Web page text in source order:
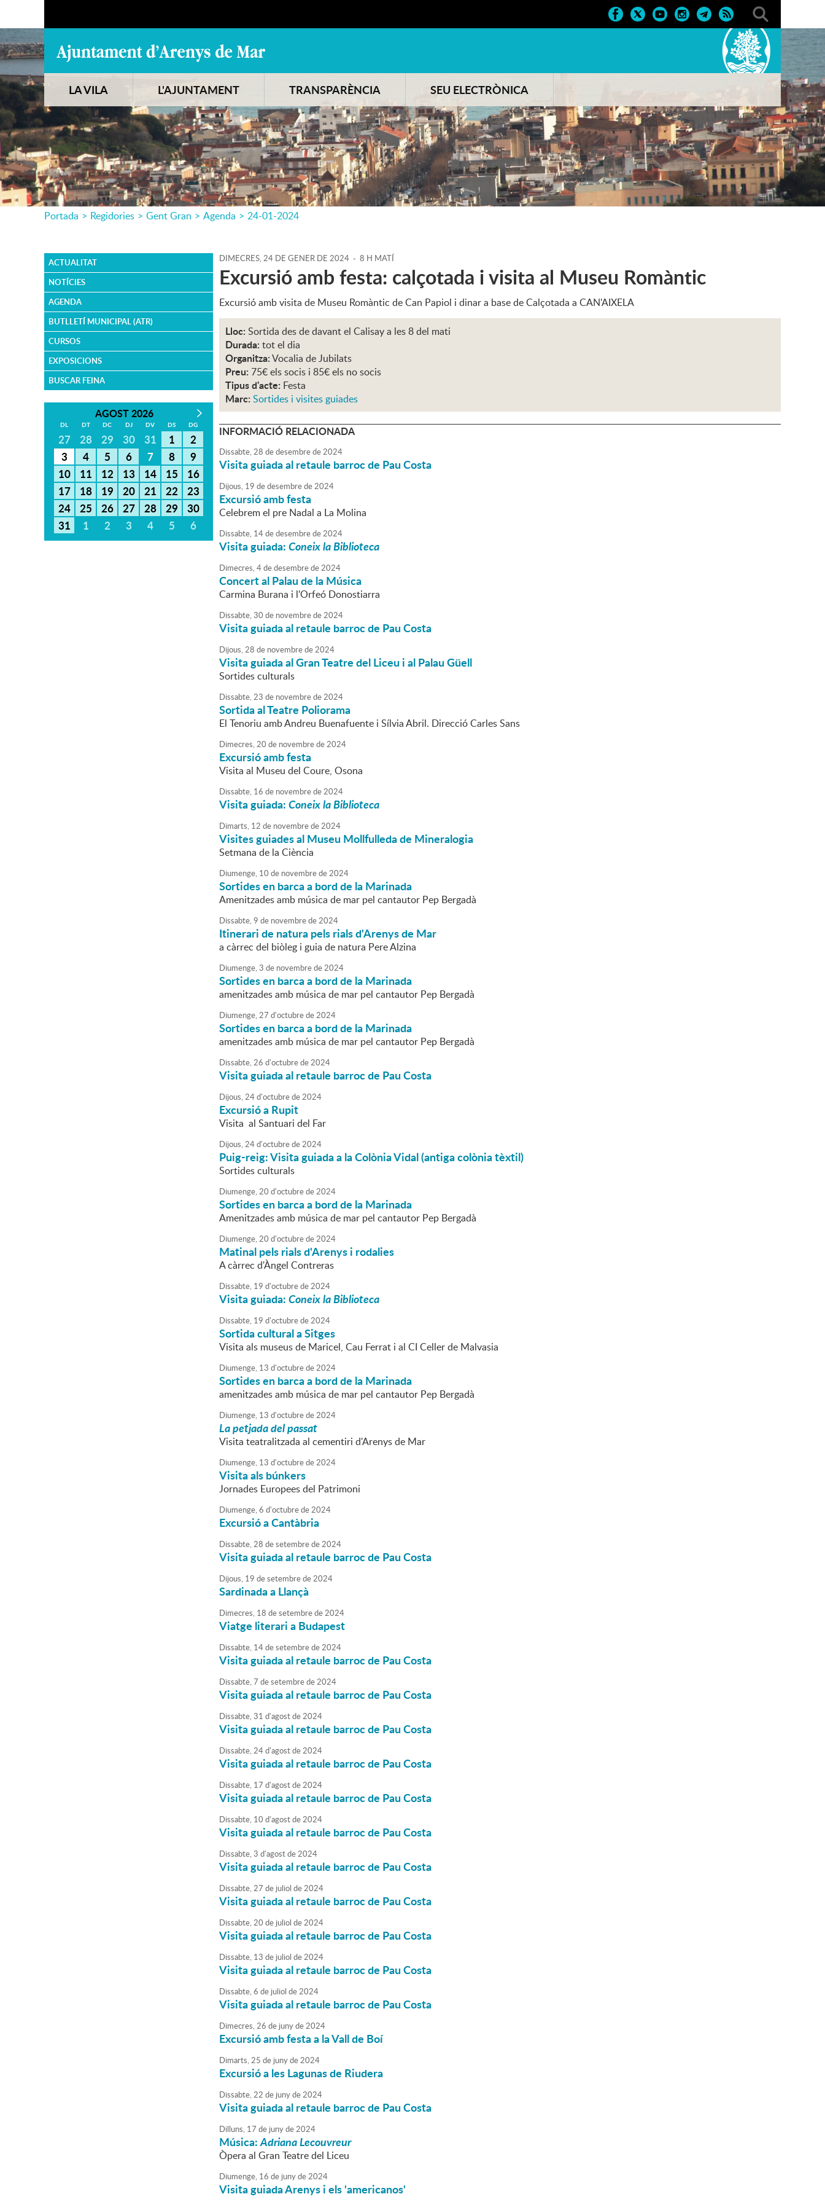
LA VILA L'AJUNTAMENT TRANSPARÈNCIA SEU ELECTRÒNICA
Portada > Regidories > Gent Gran > Agenda > 24-01-2024
ACTUALITAT
NOTÍCIES
AGENDA
BUTLLETÍ MUNICIPAL (ATR)
CURSOS
EXPOSICIONS
BUSCAR FEINA
AGOST 2026
DL DT DC DJ DV DS DG
27 28 29 30 31 1
2
3
4 5 6 7 8
9
10
11 12 13 14 15
16
17
18 19 20 21 22
23
24
25 26 27 28 29
30
31
1 2 3 4 5 6
DIMECRES,24 DE GENER DE 2024 - 8 H MATÍ
Excursió amb festa: calçotada i visita al Museu Romàntic
Excursió amb visita de Museu Romàntic de Can Papiol i dinar a base de Calçotada a CAN'AIXELA
Lloc: Sortida des de davant el Calisay a les 8 del mati
Durada: tot el dia
Organitza:Vocalia de Jubilats
Preu: 75€ els socis i 85€ els no socis
Tipus d'acte: Festa
Marc: Sortides i visites guiades
INFORMACIÓ RELACIONADA
Dissabte,28 dedesembrede2024
Visita guiada al retaule barroc de Pau Costa
Dijous, 19 dedesembrede2024
Excursió amb festa
Celebrem el pre Nadal a La Molina
Dissabte, 14dedesembrede2024
Visita guiada:Coneix la Biblioteca
Dimecres,4dedesembrede2024
Concert al Palau de la Música
Carmina Burana i l'Orfeó Donostiarra
Dissabte,30 de novembrede2024
Visita guiada al retaule barroc de Pau Costa
Dijous,28 de novembrede2024
Visita guiada al Gran Teatre del Liceu i al Palau Güell
Sortides culturals
Dissabte,23 de novembrede2024
Sortida al Teatre Poliorama
El Tenoriu amb Andreu Buenafuente i Sílvia Abril. Direcció Carles Sans
Dimecres,20 de novembrede2024
Excursió amb festa
Visita al Museu del Coure, Osona
Dissabte, 16 de novembrede2024
Visita guiada:Coneix la Biblioteca
Dimarts, 12 de novembrede2024
Visites guiades al Museu Mollfulleda de Mineralogia
Setmana de la Ciència
Diumenge, 10 de novembrede2024
Sortides en barca a bord de la Marinada
Amenitzades amb música de mar pel cantautor Pep Bergadà
Dissabte,9 de novembrede2024
Itinerari de natura pels rials d'Arenys de Mar
a càrrec del biòleg i guia de natura Pere Alzina
Diumenge,3 de novembrede2024
Sortides en barca a bord de la Marinada
amenitzades amb música de mar pel cantautor Pep Bergadà
Diumenge,27 d'octubrede2024
Sortides en barca a bord de la Marinada
amenitzades amb música de mar pel cantautor Pep Bergadà
Dissabte,26 d'octubrede2024
Visita guiada al retaule barroc de Pau Costa
Dijous,24d'octubrede2024
Excursió a Rupit
Visita al Santuari del Far
Dijous,24d'octubrede2024
Puig-reig: Visita guiada a la Colònia Vidal (antiga colònia tèxtil)
Sortides culturals
Diumenge,20 d'octubrede2024
Sortides en barca a bord de la Marinada
Amenitzades amb música de mar pel cantautor Pep Bergadà
Diumenge,20 d'octubrede2024
Matinal pels rials d'Arenys i rodalies
A càrrec d'Àngel Contreras
Dissabte, 19 d'octubrede2024
Visita guiada:Coneix la Biblioteca
Dissabte, 19 d'octubrede2024
Sortida cultural a Sitges
Visita als museus de Maricel, Cau Ferrat i al CI Celler de Malvasia
Diumenge, 13 d'octubrede2024
Sortides en barca a bord de la Marinada
amenitzades amb música de mar pel cantautor Pep Bergadà
Diumenge, 13 d'octubrede2024
La petjada del passat
Visita teatralitzada al cementiri d'Arenys de Mar
Diumenge, 13 d'octubrede2024
Visita als búnkers
Jornades Europees del Patrimoni
Diumenge,6 d'octubrede2024
Excursió a Cantàbria
Dissabte,28 desetembrede2024
Visita guiada al retaule barroc de Pau Costa
Dijous, 19 desetembrede2024
Sardinada a Llançà
Dimecres, 18 desetembrede2024
Viatge literari a Budapest
Dissabte, 14desetembrede2024
Visita guiada al retaule barroc de Pau Costa
Dissabte,7 desetembrede2024
Visita guiada al retaule barroc de Pau Costa
Dissabte,31 d'agostde2024
Visita guiada al retaule barroc de Pau Costa
Dissabte,24d'agostde2024
Visita guiada al retaule barroc de Pau Costa
Dissabte, 17 d'agostde2024
Visita guiada al retaule barroc de Pau Costa
Dissabte, 10 d'agostde2024
Visita guiada al retaule barroc de Pau Costa
Dissabte,3 d'agostde2024
Visita guiada al retaule barroc de Pau Costa
Dissabte,27 de juliol de2024
Visita guiada al retaule barroc de Pau Costa
Dissabte,20 de juliol de2024
Visita guiada al retaule barroc de Pau Costa
Dissabte, 13 de juliol de2024
Visita guiada al retaule barroc de Pau Costa
Dissabte,6 de juliol de2024
Visita guiada al retaule barroc de Pau Costa
Dimecres,26 de junyde2024
Excursió amb festa a la Vall de Boí
Dimarts,25 de junyde2024
Excursió a les Lagunas de Riudera
Dissabte,22 de junyde2024
Visita guiada al retaule barroc de Pau Costa
Dilluns, 17 de junyde2024
Música:Adriana Lecouvreur
Òpera al Gran Teatre del Liceu
Diumenge, 16 de junyde2024
Visita guiada Arenys i els 'americanos'